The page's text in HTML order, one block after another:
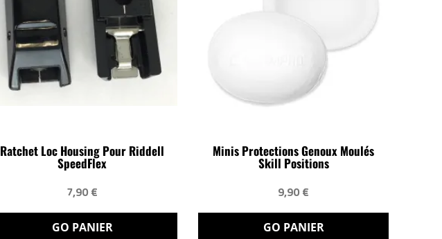
Ratchet Loc Housing Pour Riddell
SpeedFlex
7,90 €
GO PANIER
Minis Protections Genoux Moulés
Skill Positions
9,90 €
GO PANIER